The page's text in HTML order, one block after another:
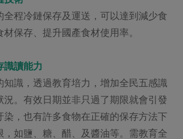
全程冷鏈保存及運送，可以達到減少食
保存、提升國產食材使用率。
識讀能力
知識，透過教育培力，增加全民五感識
況。有效日期並非只過了期限就會引發
染，也有許多食物在正確的保存方法下
，如鹽、糖、醋、及醬油等。需教育全